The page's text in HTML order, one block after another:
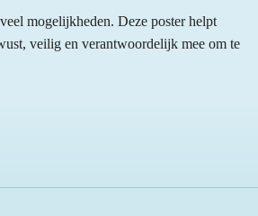
mogelijkheden. Deze poster helpt
veilig en verantwoordelijk mee om te